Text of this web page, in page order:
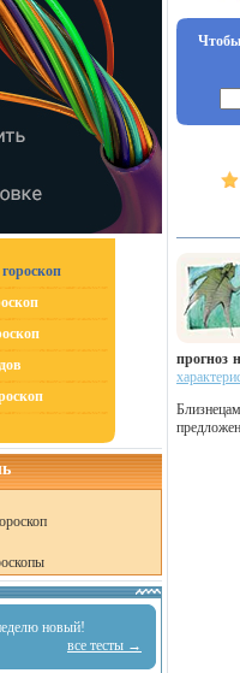
новый!
все тесты →
Чтобы
прогноз